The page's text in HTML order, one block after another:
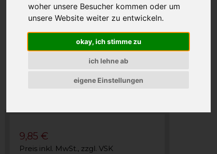
woher unsere Besucher kommen oder um
unsere Website weiter zu entwickeln.
okay, ich stimme zu
ich lehne ab
eigene Einstellungen
9,85 €
Preis inkl. MwSt., zzgl. VSK